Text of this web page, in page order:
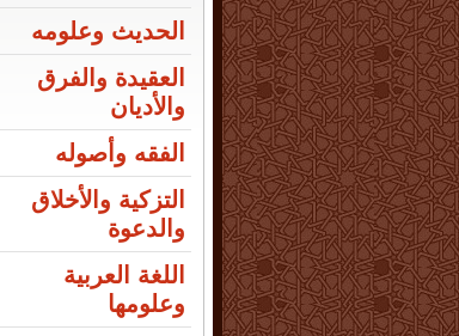
الحديث وعلومه
العقيدة والفرق
والأديان
الفقه وأصوله
التزكية والأخلاق
والدعوة
اللغة العربية
وعلومها